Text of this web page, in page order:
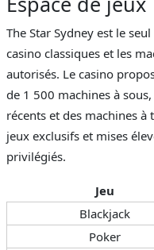
The Star Sydney est le
casino classiques et les
autorisés. Le casino
de 1 500 machines à
récents et des machines à
jeux exclusifs et mises
privilégiés.
Jeu
Blackjack
Poker